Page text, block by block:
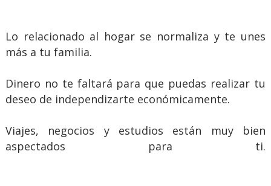
Lo relacionado al hogar se normaliza y te unes
más a tu familia.
Dinero no te faltará para que puedas realizar tu
deseo de independizarte económicamente.
Viajes, negocios y estudios están muy bien
aspectados para ti.